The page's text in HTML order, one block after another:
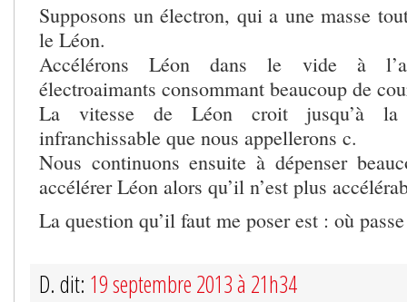
Supposons un électron, qui a une masse
le Léon.
Accélérons Léon dans le vide à
électroaimants consommant beaucoup de
La vitesse de Léon croit jusqu’à
infranchissable que nous appellerons c.
Nous continuons ensuite à dépenser
accélérer Léon alors qu’il n’est plus
La question qu’il faut me poser est : où
D. dit: 19 septembre 2013 à 21h34